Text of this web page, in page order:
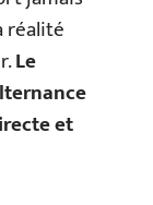
réalité
Le
et